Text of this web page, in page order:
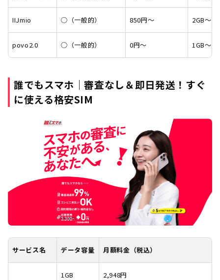
IIJmio ◯（一般的） 850円〜 2GB〜
povo2.0 ◯（一般的） 0円～ 1GB～
誰でもスマホ｜審査なし＆即日発送！すぐ
に使える格安SIM
サービス名 データ容量 月額料金（税込）
1GB 2,948円